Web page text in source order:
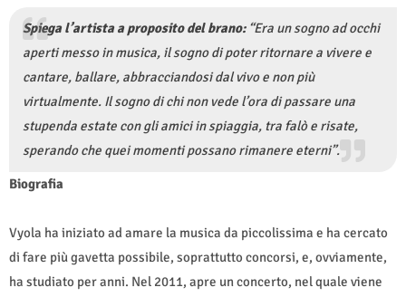
Spiega l’artista a proposito del brano: “Era un sogno ad occhi
aperti messo in musica, il sogno di poter ritornare a vivere e
cantare, ballare, abbracciandosi dal vivo e non più
virtualmente. Il sogno di chi non vede l’ora di passare una
stupenda estate con gli amici in spiaggia, tra falò e risate,
sperando che quei momenti possano rimanere eterni”.
Biografia
Vyola ha iniziato ad amare la musica da piccolissima e ha cercato
di fare più gavetta possibile, soprattutto concorsi, e, ovviamente,
ha studiato per anni. Nel 2011, apre un concerto, nel quale viene